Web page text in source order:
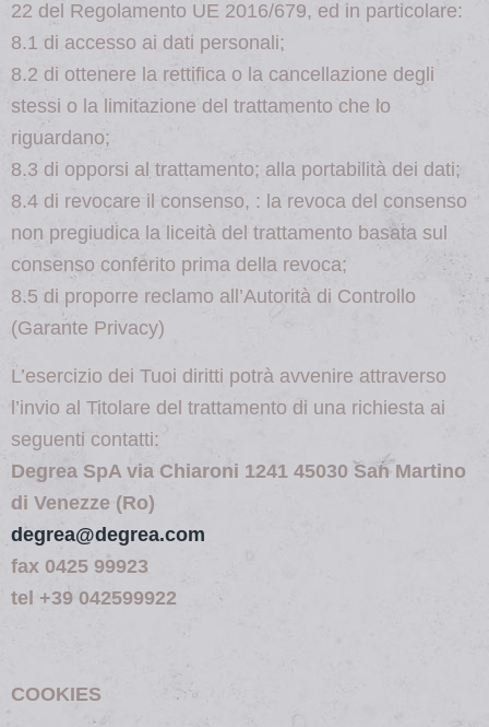
22 del Regolamento UE 2016/679, ed in particolare:
8.1 di accesso ai dati personali;
8.2 di ottenere la rettifica o la cancellazione degli
stessi o la limitazione del trattamento che lo
riguardano;
8.3 di opporsi al trattamento; alla portabilità dei dati;
8.4 di revocare il consenso, : la revoca del consenso
non pregiudica la liceità del trattamento basata sul
consenso conferito prima della revoca;
8.5 di proporre reclamo all’Autorità di Controllo
(Garante Privacy)
L’esercizio dei Tuoi diritti potrà avvenire attraverso
l’invio al Titolare del trattamento di una richiesta ai
seguenti contatti:
Degrea SpA via Chiaroni 1241 45030 San Martino
di Venezze (Ro)
degrea@degrea.com
fax 0425 99923
tel +39 042599922
COOKIES